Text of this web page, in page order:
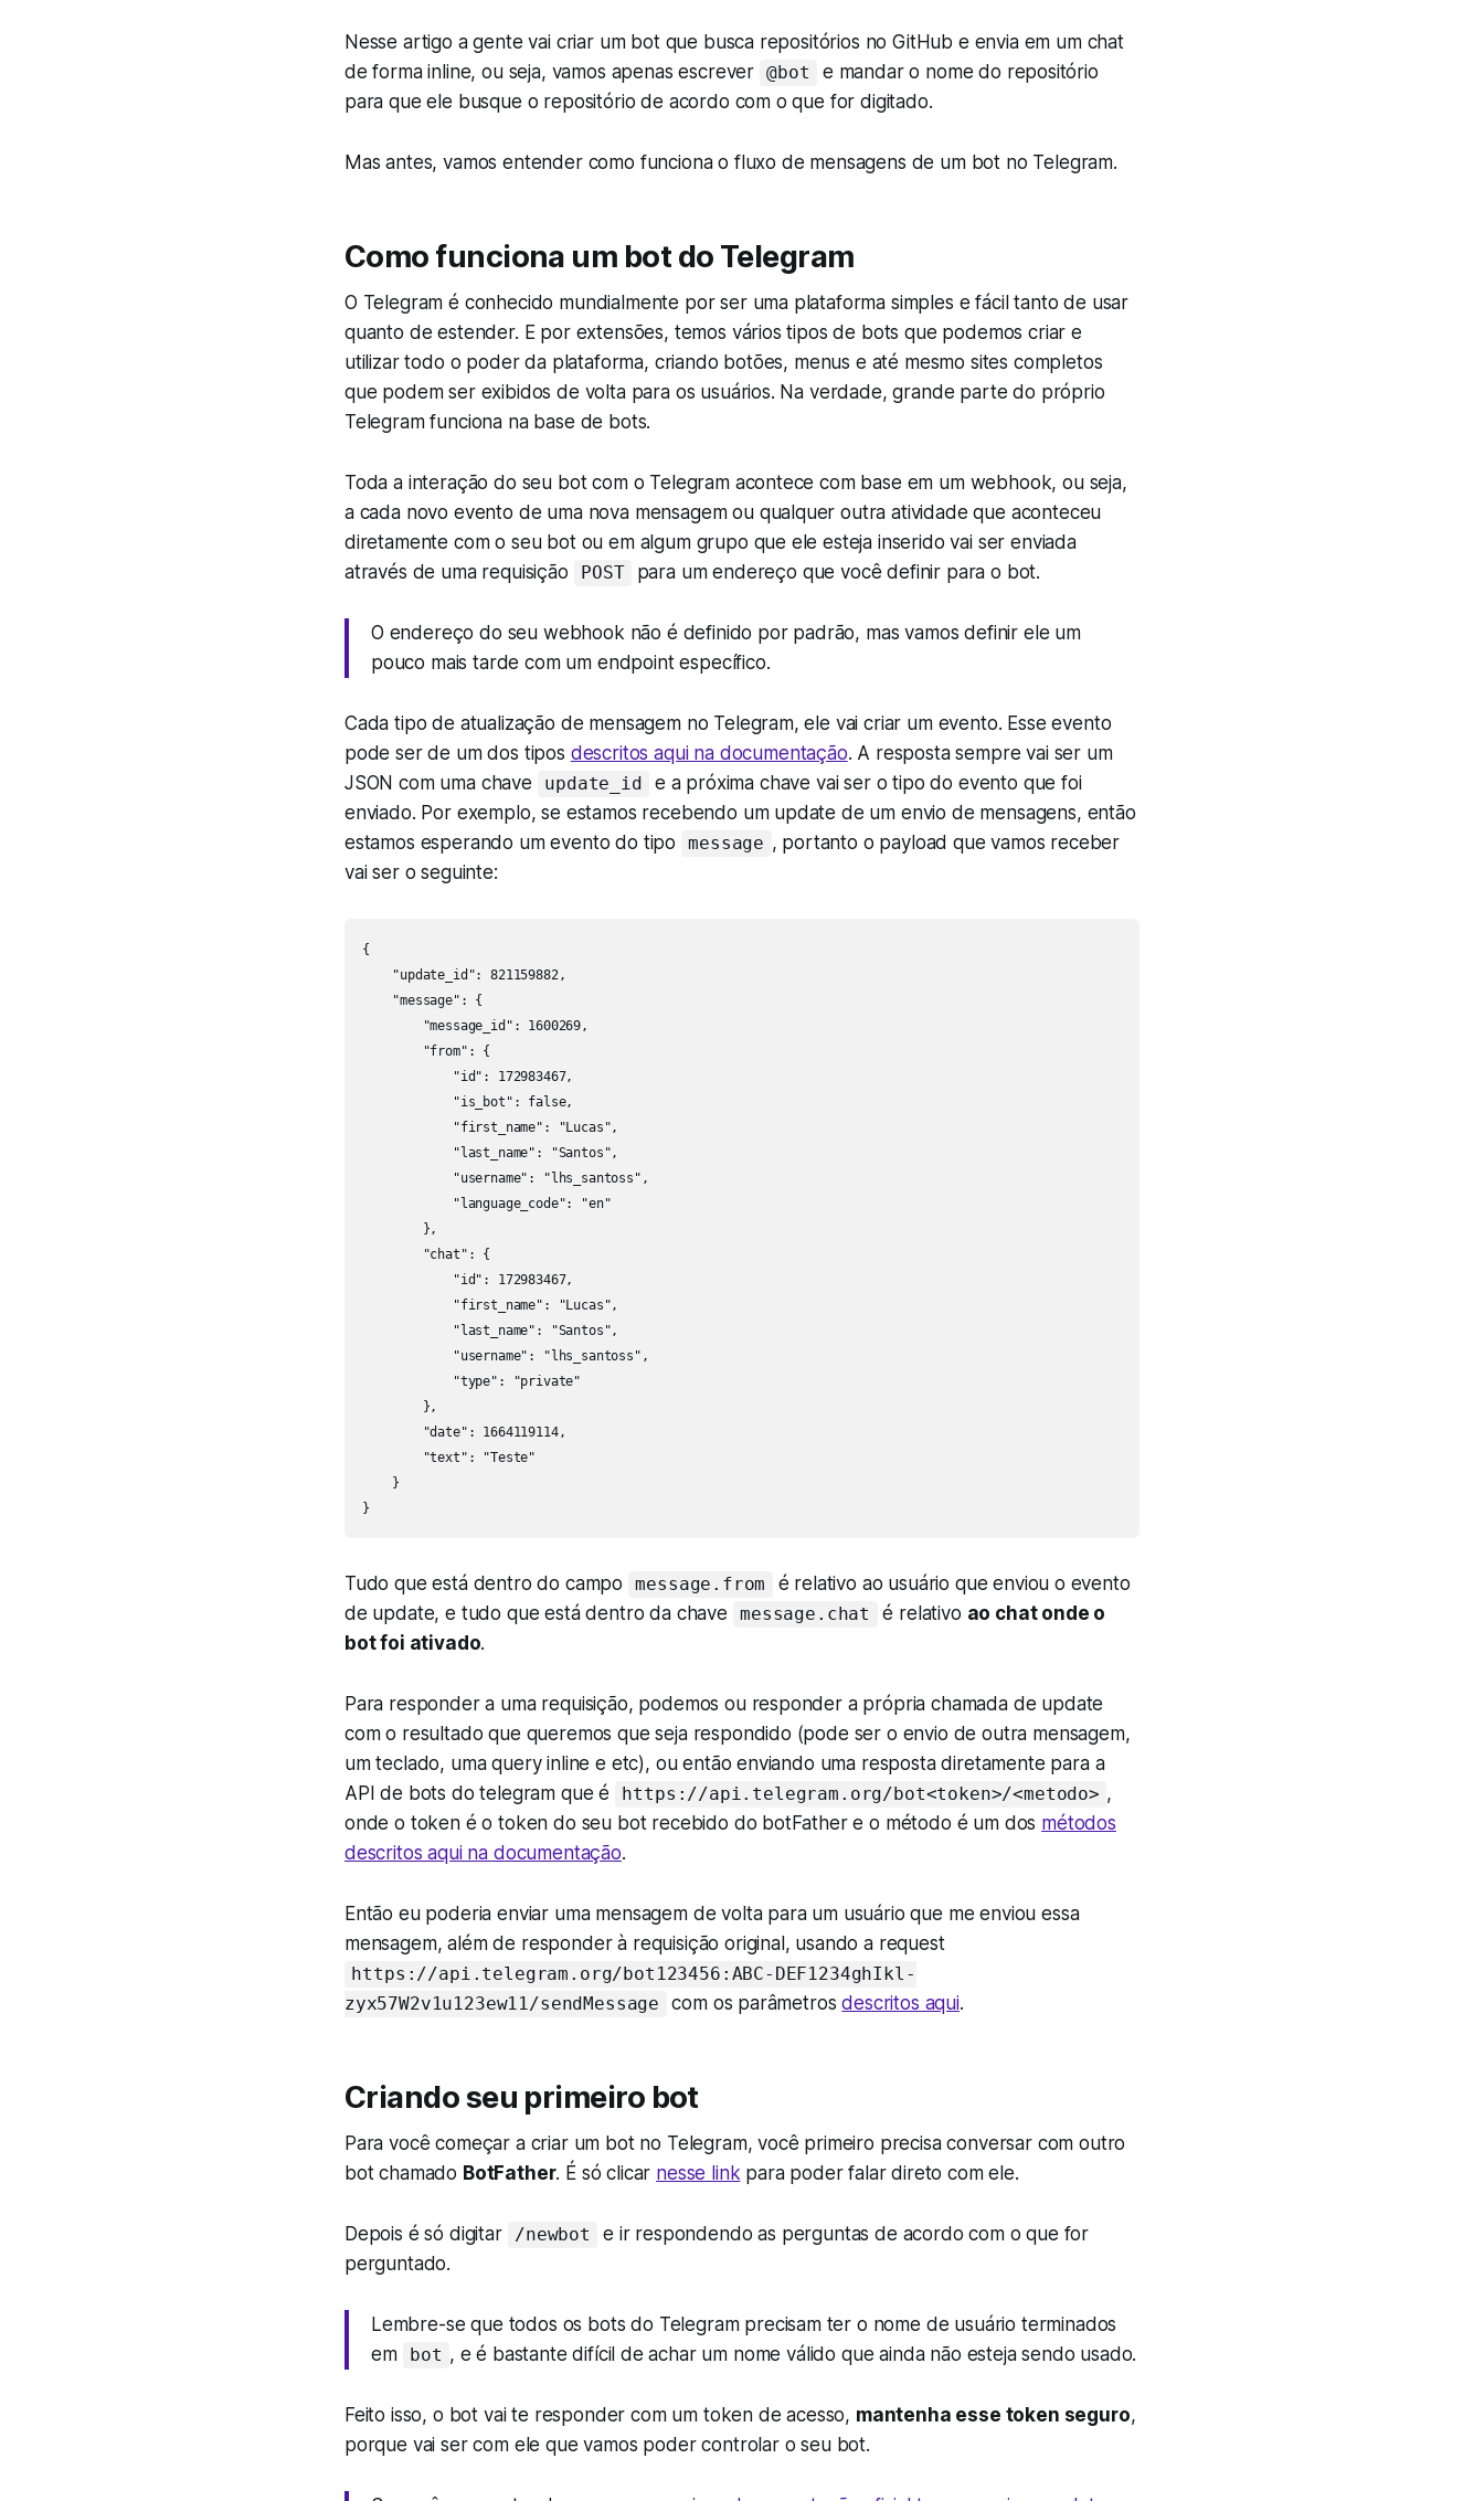
Nesse artigo a gente vai criar um bot que busca repositórios no GitHub e envia em um chat
de forma inline, ou seja, vamos apenas escrever @bot
e mandar o nome do repositório
para que ele busque o repositório de acordo com o que for digitado.
Mas antes, vamos entender como funciona o fluxo de mensagens de um bot no Telegram.
Como funciona um bot do Telegram
O Telegram é conhecido mundialmente por ser uma plataforma simples e fácil tanto de usar
quanto de estender. E por extensões, temos vários tipos de bots que podemos criar e
utilizar todo o poder da plataforma, criando botões, menus e até mesmo sites completos
que podem ser exibidos de volta para os usuários. Na verdade, grande parte do próprio
Telegram funciona na base de bots.
Toda a interação do seu bot com o Telegram acontece com base em um webhook, ou seja,
a cada novo evento de uma nova mensagem ou qualquer outra atividade que aconteceu
diretamente com o seu bot ou em algum grupo que ele esteja inserido vai ser enviada
através de uma requisição
POST para um endereço que você definir para o bot.
O endereço do seu webhook não é definido por padrão, mas vamos definir ele um
pouco mais tarde com um endpoint específico.
Cada tipo de atualização de mensagem no Telegram, ele vai criar um evento. Esse evento
pode ser de um dos tipos descritos aqui na documentação. A resposta sempre vai ser um
JSON com uma chave
update_id
e a próxima chave vai ser o tipo do evento que foi
enviado. Por exemplo, se estamos recebendo um update de um envio de mensagens, então
estamos esperando um evento do tipo
message , portanto o payload que vamos receber
vai ser o seguinte:
{
    "update_id": 821159882,
    "message": {
        "message_id": 1600269,
        "from": {
            "id": 172983467,
            "is_bot": false,
            "first_name": "Lucas",
            "last_name": "Santos",
            "username": "lhs_santoss",
            "language_code": "en"
        },
        "chat": {
            "id": 172983467,
            "first_name": "Lucas",
            "last_name": "Santos",
            "username": "lhs_santoss",
            "type": "private"
        },
        "date": 1664119114,
        "text": "Teste"
    }
Tudo que está dentro do campo message.from
é relativo ao usuário que enviou o evento
de update, e tudo que está dentro da chave
message.chat é relativo ao chat onde o
bot foi ativado.
Para responder a uma requisição, podemos ou responder a própria chamada de update
com o resultado que queremos que seja respondido (pode ser o envio de outra mensagem,
um teclado, uma query inline e etc), ou então enviando uma resposta diretamente para a
API de bots do telegram que é
https://api.telegram.org/bot<token>/<metodo> ,
onde o token é o token do seu bot recebido do botFather e o método é um dos métodos
descritos aqui na documentação.
Então eu poderia enviar uma mensagem de volta para um usuário que me enviou essa
mensagem, além de responder à requisição original, usando a request
https://api.telegram.org/bot123456:ABC-DEF1234ghIkl-
zyx57W2v1u123ew11/sendMessage
com os parâmetrosdescritos aqui.
Criando seu primeiro bot
Para você começar a criar um bot no Telegram, você primeiro precisa conversar com outro
bot chamado BotFather. É só clicar nesse link para poder falar direto com ele.
Depois é só digitar /newbot
e ir respondendo as perguntas de acordo com o que for
perguntado.
Lembre-se que todos os bots do Telegram precisam ter o nome de usuário terminados
em
bot , e é bastante difícil de achar um nome válido que ainda não esteja sendo usado.
Feito isso, o bot vai te responder com um token de acesso, mantenha esse token seguro,
porque vai ser com ele que vamos poder controlar o seu bot.